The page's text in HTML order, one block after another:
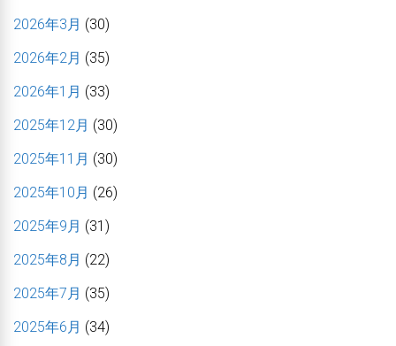
2026年3月 (30)
2026年2月 (35)
2026年1月 (33)
2025年12月 (30)
2025年11月 (30)
2025年10月 (26)
2025年9月 (31)
2025年8月 (22)
2025年7月 (35)
2025年6月 (34)